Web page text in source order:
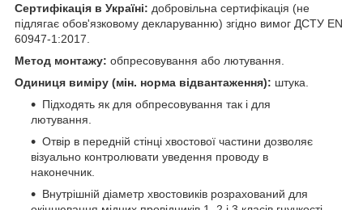
Сертифікація в Україні: добровільна сертифікація (не
підлягає обов'язковому декларуванню) згідно вимог ДСТУ EN
60947-1:2017.
Метод монтажу: обпресовування або лютування.
Одиниця виміру (мін. норма відвантаження): штука.
Підходять як для обпресовування так і для
лютування.
Отвір в передній стінці хвостової частини дозволяє
візуально контролювати уведення проводу в
наконечник.
Внутрішній діаметр хвостовиків розрахований для